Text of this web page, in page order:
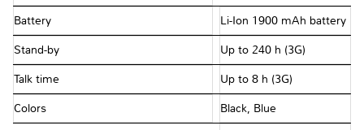
Battery Li-Ion 1900 mAh battery
Stand-by Up to 240 h (3G)
Talk time Up to 8 h (3G)
Colors Black, Blue